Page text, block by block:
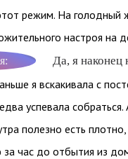
режим. На голодный
настроя на
Да, я наконец
я вскакивала с
успевала
полезно есть
час до отбытия из